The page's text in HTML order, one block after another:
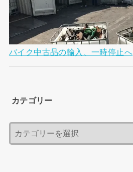
バイク中古品の輸入、一時停止へ
カテゴリー